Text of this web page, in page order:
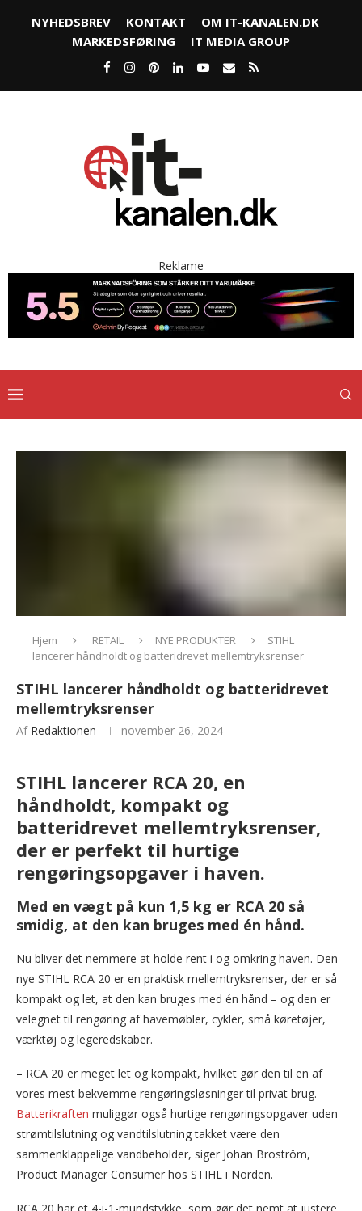
NYHEDSBREV KONTAKT
OM IT-KANALEN.DK
MARKEDSFØRING
IT MEDIA GROUP
Reklame
Hjem RETAIL NYE PRODUKTER
STIHL
lancerer håndholdt og batteridrevet mellemtryksrenser
STIHL lancerer håndholdt og batteridrevet
mellemtryksrenser
Af Redaktionen november 26, 2024
STIHL lancerer RCA 20, en
håndholdt, kompakt og
batteridrevet mellemtryksrenser,
der er perfekt til hurtige
rengøringsopgaver i haven.
Med en vægt på kun 1,5 kg er RCA 20 så
smidig, at den kan bruges med én hånd.
Nu bliver det nemmere at holde rent i og omkring haven. Den
nye STIHL RCA 20 er en praktisk mellemtryksrenser, der er så
kompakt og let, at den kan bruges med én hånd – og den er
velegnet til rengøring af havemøbler, cykler, små køretøjer,
værktøj og legeredskaber.
– RCA 20 er meget let og kompakt, hvilket gør den til en af
vores mest bekvemme rengøringsløsninger til privat brug.
Batterikraften muliggør også hurtige rengøringsopgaver uden
strømtilslutning og vandtilslutning takket være den
sammenklappelige vandbeholder, siger Johan Broström,
Product Manager Consumer hos STIHL i Norden.